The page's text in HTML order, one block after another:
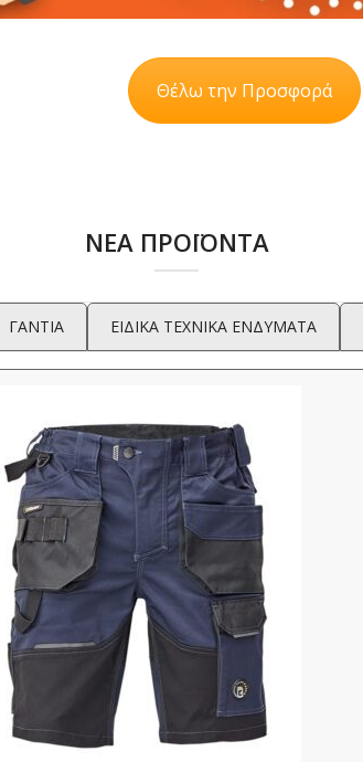
Θέλω την Προσφορά
ΝΕΑ ΠΡΟΪΟΝΤΑ
ΓΑΝΤΙΑ ΕΙΔΙΚΑ ΤΕΧΝΙΚΑ ΕΝΔΥΜΑΤΑ